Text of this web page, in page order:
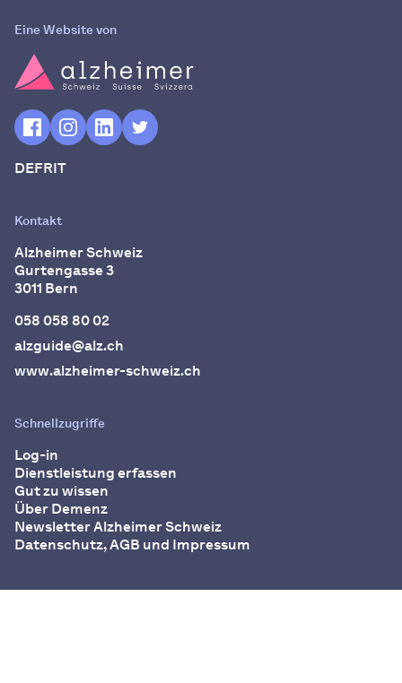
Eine Website von
DEFRIT
Kontakt
Alzheimer Schweiz
Gurtengasse 3
3011 Bern
058 058 80 02
alzguide@alz.ch
www.alzheimer-schweiz.ch
Schnellzugriffe
Log-in
Dienstleistung erfassen
Gut zu wissen
Über Demenz
Newsletter Alzheimer Schweiz
Datenschutz, AGB und Impressum